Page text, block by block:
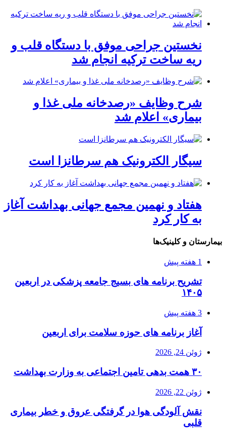
نخستین جراحی موفق با دستگاه قلب و
ریه ساخت ترکیه انجام شد
شرح وظایف «رصدخانه ملی غذا و
بیماری» اعلام شد
سیگار الکترونیک هم سرطانزا است
هفتاد و نهمین مجمع جهانی بهداشت آغاز
به کار کرد
بیمارستان و کلینیک‌ها
1 هفته پیش
تشریح برنامه های بسیج جامعه پزشکی در اربعین
۱۴۰۵
3 هفته پیش
آغاز برنامه های حوزه سلامت برای اربعین
ژوئن 24, 2026
۳۰ همت بدهی تامین اجتماعی به وزارت بهداشت
ژوئن 22, 2026
نقش آلودگی هوا در گرفتگی عروق و خطر بیماری
قلبی